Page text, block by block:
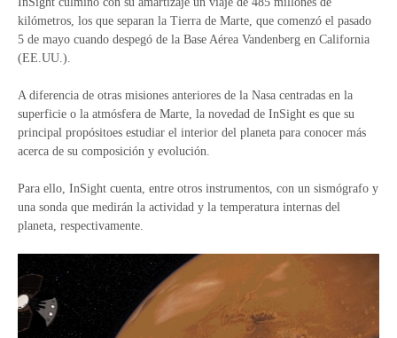
kilómetros, los que separan la Tierra de Marte, que comenzó el pasado
5 de mayo cuando despegó de la Base Aérea Vandenberg en California
(EE.UU.).
A diferencia de otras misiones anteriores de la Nasa centradas en la
superficie o la atmósfera de Marte, la novedad de InSight es que su
principal propósitoes estudiar el interior del planeta para conocer más
acerca de su composición y evolución.
Para ello, InSight cuenta, entre otros instrumentos, con un sismógrafo y
una sonda que medirán la actividad y la temperatura internas del
planeta, respectivamente.